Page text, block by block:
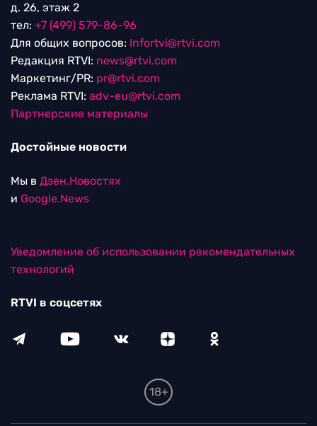
д. 26, этаж 2
тел: +7 (499) 579-86-96
Для общих вопросов: Infortvi@rtvi.com
Редакция RTVI: news@rtvi.com
Маркетинг/PR: pr@rtvi.com
Реклама RTVI: adv-eu@rtvi.com
Партнерские материалы
Достойные новости
Мы в Дзен.Новостях
и Google.News
Уведомление об использовании рекомендательных
технологий
RTVI в соцсетях
18+